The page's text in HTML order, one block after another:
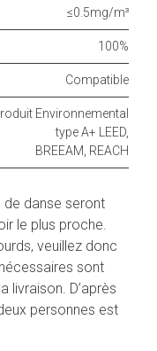
≤0.5mg/m³
100%
Compatible
Environnemental
type A+ LEED,
BREEAM, REACH
de danse seront
le plus proche.
veuillez donc
sont
livraison. D’après
personnes est